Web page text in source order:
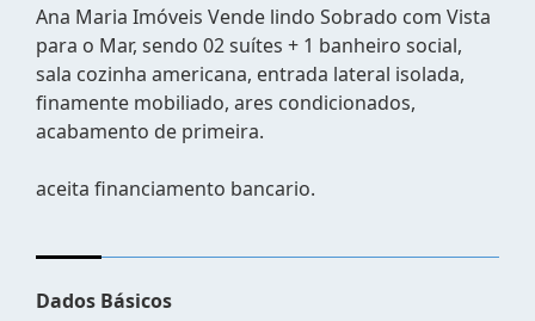
Ana Maria Imóveis Vende lindo Sobrado com Vista
para o Mar, sendo 02 suítes + 1 banheiro social,
sala cozinha americana, entrada lateral isolada,
finamente mobiliado, ares condicionados,
acabamento de primeira.
aceita financiamento bancario.
Dados Básicos